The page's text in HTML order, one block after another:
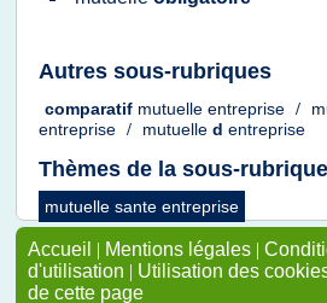
Autres sous-rubriques
comparatif mutuelle entreprise /
entreprise / mutuelle d entreprise
Thèmes de la sous-rubrique
mutuelle sante entreprise
Accueil | Mentions légales |
d'utilisation | Utilisation des
de cette page